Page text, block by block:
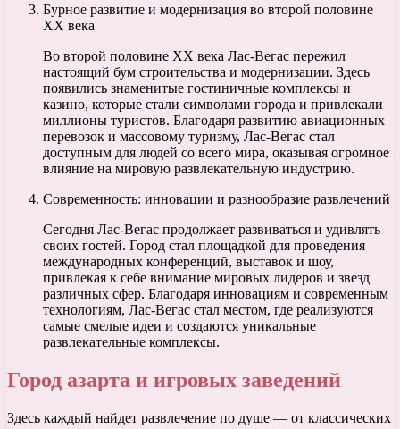
Бурное развитие и модернизация во второй половине
XX века
Во второй половине XX века Лас-Вегас пережил
настоящий бум строительства и модернизации. Здесь
появились знаменитые гостиничные комплексы и
казино, которые стали символами города и привлекали
миллионы туристов. Благодаря развитию авиационных
перевозок и массовому туризму, Лас-Вегас стал
доступным для людей со всего мира, оказывая огромное
влияние на мировую развлекательную индустрию.
Современность: инновации и разнообразие развлечений
Сегодня Лас-Вегас продолжает развиваться и удивлять
своих гостей. Город стал площадкой для проведения
международных конференций, выставок и шоу,
привлекая к себе внимание мировых лидеров и звезд
различных сфер. Благодаря инновациям и современным
технологиям, Лас-Вегас стал местом, где реализуются
самые смелые идеи и создаются уникальные
развлекательные комплексы.
Город азарта и игровых заведений
Здесь каждый найдет развлечение по душе — от классических